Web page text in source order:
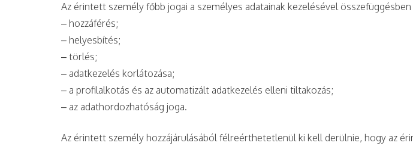
Az érintett személy főbb jogai a személyes adatainak kezelésével
– hozzáférés;
– helyesbítés;
– törlés;
– adatkezelés korlátozása;
– a profilalkotás és az automatizált adatkezelés elleni tiltakozás;
– az adathordozhatóság joga.
Az érintett személy hozzájárulásából félreérthetetlenül ki kell derülnie, hogy az